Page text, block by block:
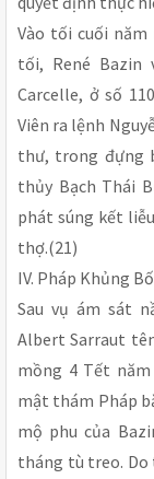
Vào tối cuối
tối, René Bazin
Carcelle, ở số
Viên ra lệnh
thư, trong đựng
thủy Bạch Thái
phát súng kết
thợ.(21)
IV. Pháp Khủng Bố
Sau vụ ám sát
Albert Sarraut
mồng 4 Tết năm
mật thám Pháp
mộ phu của
tháng tù treo. Do